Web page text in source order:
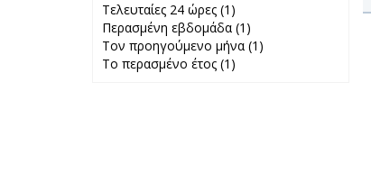
Τελευταίες 24 ώρες (1)
24 ώρες filter
Περασμένη εβδομάδα (1)
Περασμένη
Τον προηγούμενο μήνα (1)
Το περασμένο έτος (1)